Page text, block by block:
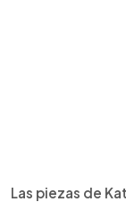
Las piezas de